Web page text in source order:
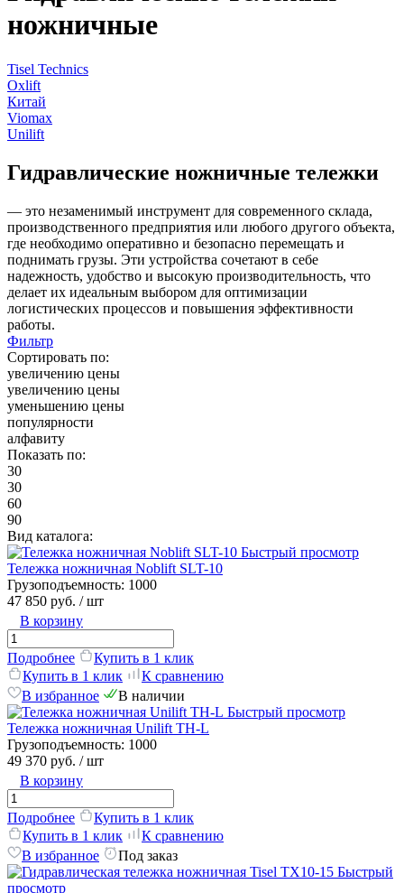
ножничные
Tisel Technics
Oxlift
Китай
Viomax
Unilift
Гидравлические ножничные тележки
— это незаменимый инструмент для современного склада,
производственного предприятия или любого другого объекта,
где необходимо оперативно и безопасно перемещать и
поднимать грузы. Эти устройства сочетают в себе
надежность, удобство и высокую производительность, что
делает их идеальным выбором для оптимизации
логистических процессов и повышения эффективности
работы.
Фильтр
Сортировать по:
увеличению цены
увеличению цены
уменьшению цены
популярности
алфавиту
Показать по:
30
30
60
90
Вид каталога:
Быстрый просмотр
Тележка ножничная Noblift SLT-10
Грузоподъемность: 1000
47 850 руб. / шт
В корзину
Подробнее
Купить в 1 клик
Купить в 1 клик
К сравнению
В избранное
В наличии
Быстрый просмотр
Тележка ножничная Unilift TH-L
Грузоподъемность: 1000
49 370 руб. / шт
В корзину
Подробнее
Купить в 1 клик
Купить в 1 клик
К сравнению
В избранное
Под заказ
Быстрый
просмотр